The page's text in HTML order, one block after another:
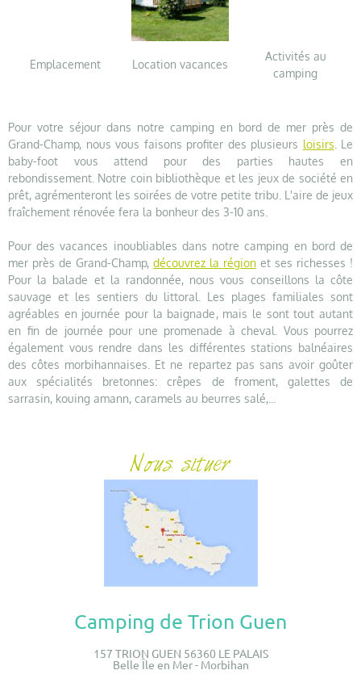
Emplacement Location vacances
Activités au
camping
Pour votre séjour dans notre camping en bord de mer près de
Grand-Champ, nous vous faisons profiter des plusieurs loisirs . Le
baby-foot vous attend pour des parties hautes en
rebondissement. Notre coin bibliothèque et les jeux de société en
prêt, agrémenteront les soirées de votre petite tribu. L'aire de jeux
fraîchement rénovée fera la bonheur des 3-10 ans.
Pour des vacances inoubliables dans notre camping en bord de
mer près de Grand-Champ, découvrez la région et ses richesses !
Pour la balade et la randonnée, nous vous conseillons la côte
sauvage et les sentiers du littoral. Les plages familiales sont
agréables en journée pour la baignade, mais le sont tout autant
en fin de journée pour une promenade à cheval. Vous pourrez
également vous rendre dans les différentes stations balnéaires
des côtes morbihannaises. Et ne repartez pas sans avoir goûter
aux spécialités bretonnes: crêpes de froment, galettes de
sarrasin, kouing amann, caramels au beurres salé,...
Camping de Trion Guen
157 TRION GUEN 56360 LE PALAIS
Belle Île en Mer - Morbihan